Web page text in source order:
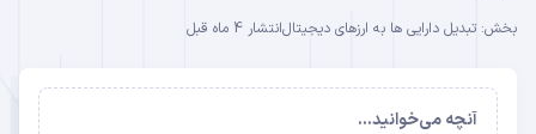
بخش: تبدیل دارایی‌ ها به ارزهای دیجیتالانتشار 4 ماه قبل
آنچه می‌خوانید...